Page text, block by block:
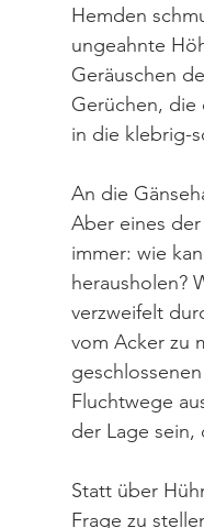
Hemden
ungeahnte
Geräuschen
Gerüchen, die
in die klebrig-
An die
Aber eines
immer: wie
herausholen?
verzweifelt
vom Acker zu
Fluchtwege
der Lage sein,
Statt über
Frage zu